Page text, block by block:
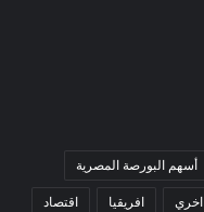
أسهم البورصة المصرية
اخري افريقيا اقتصاد